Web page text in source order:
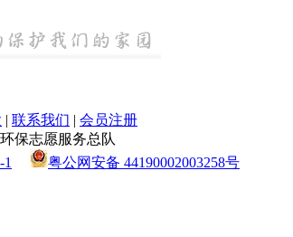
| 联系我们 | 会员注册
保志愿服务总队
粤公网安备 44190002003258号